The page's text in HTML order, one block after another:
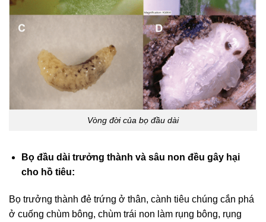
Vòng đời của bọ đầu dài
Bọ đầu dài trưởng thành và sâu non đều gây hại
cho hồ tiêu:
Bọ trưởng thành đẻ trứng ở thân, cành tiêu chúng cắn phá
ở cuống chùm bông, chùm trái non làm rụng bông, rụng